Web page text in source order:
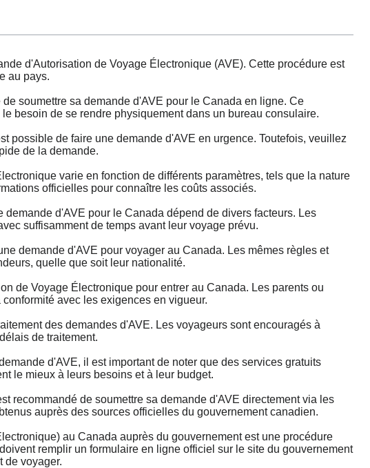
d'Autorisation de Voyage Électronique (AVE). Cette procédure est
au pays.
soumettre sa demande d'AVE pour le Canada en ligne. Ce
besoin de se rendre physiquement dans un bureau consulaire.
possible de faire une demande d'AVE en urgence. Toutefois, veuillez
de la demande.
varie en fonction de différents paramètres, tels que la nature
officielles pour connaître les coûts associés.
d'AVE pour le Canada dépend de divers facteurs. Les
suffisamment de temps avant leur voyage prévu.
demande d'AVE pour voyager au Canada. Les mêmes règles et
quelle que soit leur nationalité.
de Voyage Électronique pour entrer au Canada. Les parents ou
avec les exigences en vigueur.
des demandes d'AVE. Les voyageurs sont encouragés à
de traitement.
d'AVE, il est important de noter que des services gratuits
le mieux à leurs besoins et à leur budget.
recommandé de soumettre sa demande d'AVE directement via les
auprès des sources officielles du gouvernement canadien.
au Canada auprès du gouvernement est une procédure
remplir un formulaire en ligne officiel sur le site du gouvernement
de voyager.